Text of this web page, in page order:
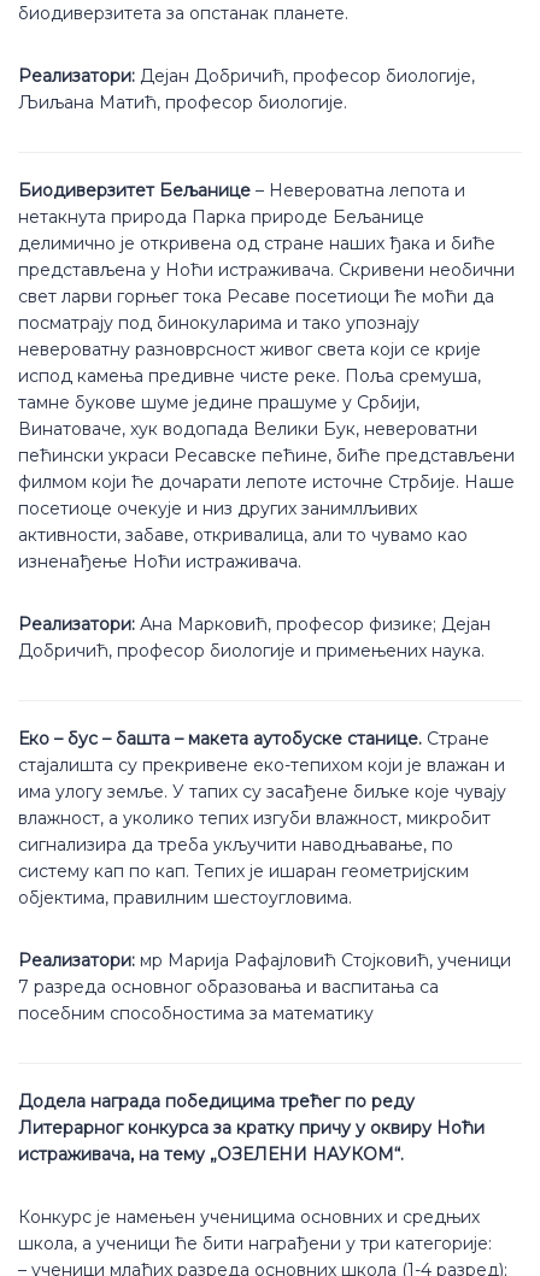
биодиверзитета за опстанак планете.
Реализатори: Дејан Добричић, професор биологије,
Љиљана Матић, професор биологије.
Биодиверзитет Бељанице – Невероватна лепота и
нетакнута природа Парка природе Бељанице
делимично је откривена од стране наших ђака и биће
представљена у Ноћи истраживача. Скривени необични
свет ларви горњег тока Ресаве посетиоци ће моћи да
посматрају под бинокуларима и тако упознају
невероватну разноврсност живог света који се крије
испод камења предивне чисте реке. Поља сремуша,
тамне букове шуме једине прашуме у Србији,
Винатоваче, хук водопада Велики Бук, невероватни
пећински украси Ресавске пећине, биће представљени
филмом који ће дочарати лепоте источне Стрбије. Наше
посетиоце очекује и низ других занимлљивих
активности, забаве, откривалица, али то чувамо као
изненађење Ноћи истраживача.
Реализатори: Ана Марковић, професор физике; Дејан
Добричић, професор биологије и примењених наука.
Еко – бус – башта – макета аутобуске станице. Стране
стајалишта су прекривене еко-тепихом који је влажан и
има улогу земље. У тапих су засађене биљке које чувају
влажност, а уколико тепих изгуби влажност, микробит
сигнализира да треба укључити наводњавање, по
систему кап по кап. Тепих је ишаран геометријским
објектима, правилним шестоугловима.
Реализатори: мр Марија Рафајловић Стојковић, ученици
7 разреда основног образовања и васпитања са
посебним способностима за математику
Додела награда победицима трећег по реду
Литерарног конкурса за кратку причу у оквиру Ноћи
истраживача, на тему „ОЗЕЛЕНИ НАУКОМ“.
Конкурс је намењен ученицима основних и средњих
школа, а ученици ће бити награђени у три категорије:
– ученици млађих разреда основних школа (1-4 разред);